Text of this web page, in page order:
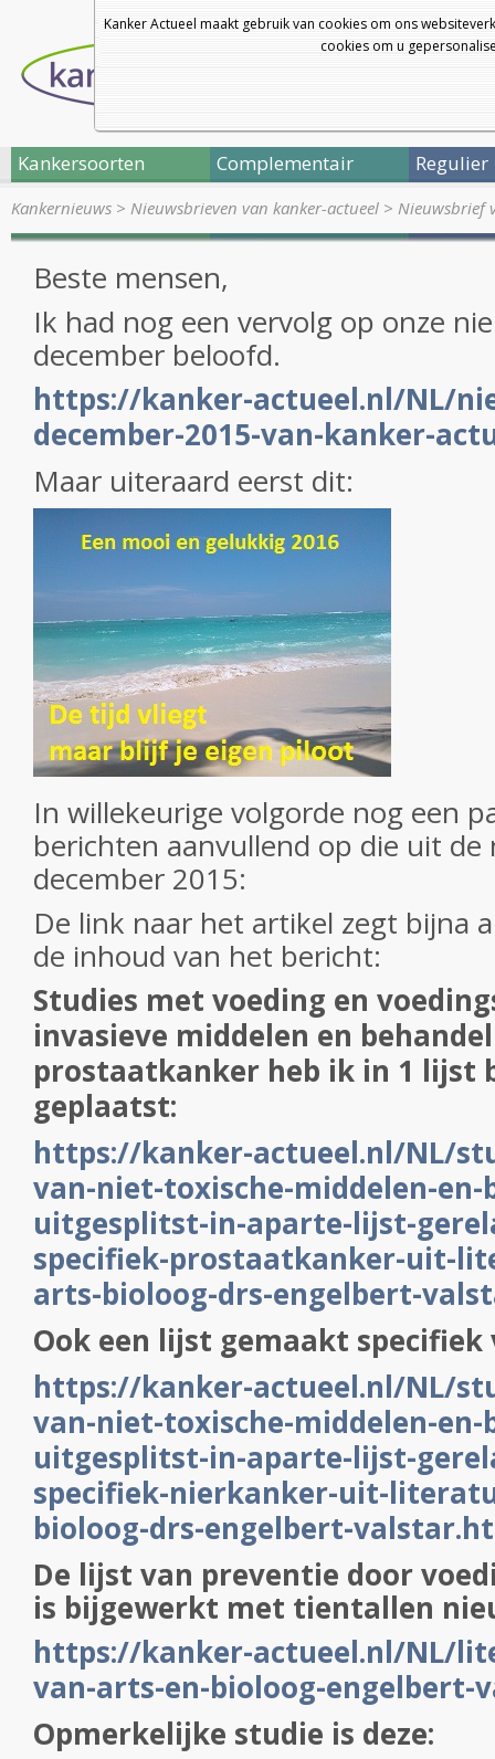
Kanker Actueel maakt gebruik van cookies om ons
cookies om u
Kankersoorten Complementair Regulier
Kankernieuws > Nieuwsbrieven van kanker-actueel > Nieuwsbrief
Beste mensen,
Ik had nog een vervolg op onze
december beloofd.
https://kanker-actueel.nl/NL/
december-2015-van-kanker-
Maar uiteraard eerst dit:
In willekeurige volgorde nog een
berichten aanvullend op die uit
december 2015:
De link naar het artikel zegt bijna
de inhoud van het bericht:
Studies met voeding en
invasieve middelen en
prostaatkanker heb ik in 1 lijst
geplaatst:
https://kanker-actueel.nl/NL/
van-niet-toxische-middelen-en-
uitgesplitst-in-aparte-lijst-
specifiek-prostaatkanker-uit-
arts-bioloog-drs-engelbert-
Ook een lijst gemaakt
https://kanker-actueel.nl/NL/
van-niet-toxische-middelen-en-
uitgesplitst-in-aparte-lijst-
specifiek-nierkanker-uit-
bioloog-drs-engelbert-
De lijst van preventie door
is bijgewerkt met tientallen
https://kanker-actueel.nl/NL/
van-arts-en-bioloog-engelbert-
Opmerkelijke studie is deze: